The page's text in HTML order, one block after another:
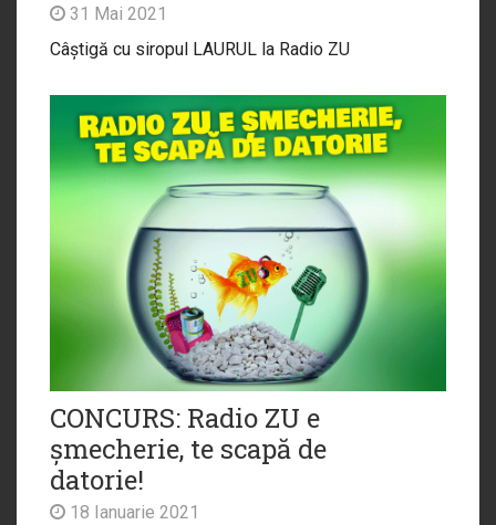
31 Mai 2021
Câștigă cu siropul LAURUL la Radio ZU
CONCURS: Radio ZU e
șmecherie, te scapă de
datorie!
18 Ianuarie 2021